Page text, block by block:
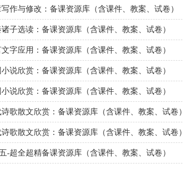
作与修改：备课资源库（含课件、教案、试卷）
子选读：备课资源库（含课件、教案、试卷）
字应用：备课资源库（含课件、教案、试卷）
说欣赏：备课资源库（含课件、教案、试卷）
说欣赏：备课资源库（含课件、教案、试卷）
歌散文欣赏：备课资源库（含课件、教案、试卷）
歌散文欣赏：备课资源库（含课件、教案、试卷）
-超全超精备课资源库（含课件、教案、试卷）